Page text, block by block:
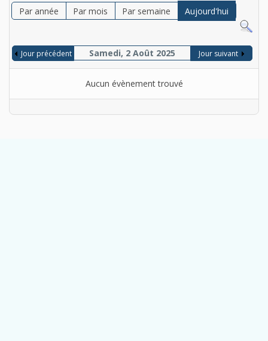
Par année Par mois Par semaine Aujourd'hui
Jour précédent Samedi, 2 Août 2025 Jour suivant
Aucun évènement trouvé